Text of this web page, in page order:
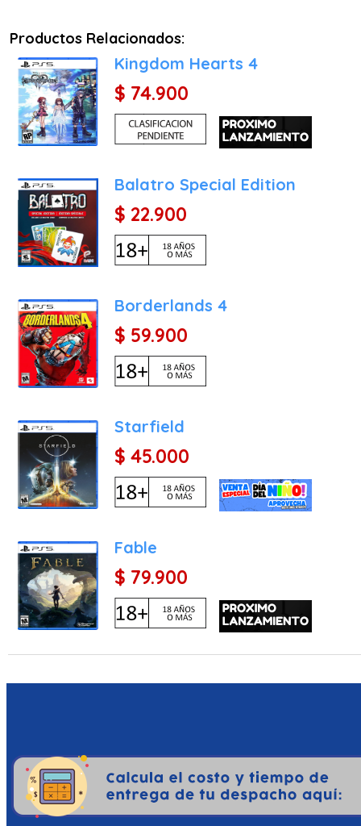
Productos Relacionados:
Kingdom Hearts 4
$ 74.900
Balatro Special Edition
$ 22.900
Borderlands 4
$ 59.900
Starfield
$ 45.000
Fable
$ 79.900